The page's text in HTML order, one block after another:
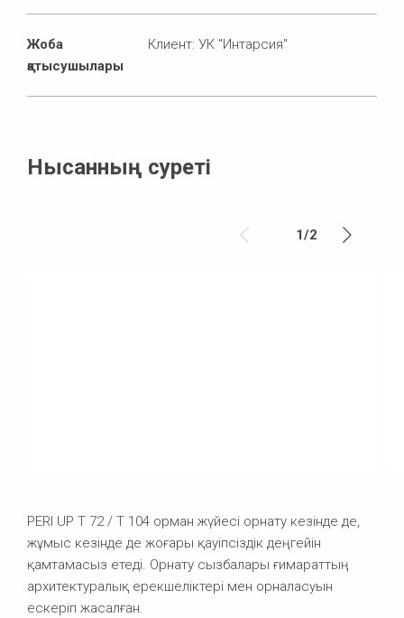
Жоба
қатысушылары
Клиент: УК "Интарсия"
Нысанның суреті
1/2
PERI UP T 72 / T 104 орман жүйесі орнату кезінде де,
жұмыс кезінде де жоғары қауіпсіздік деңгейін
қамтамасыз етеді. Орнату сызбалары ғимараттың
архитектуралық ерекшеліктері мен орналасуын
ескеріп жасалған.